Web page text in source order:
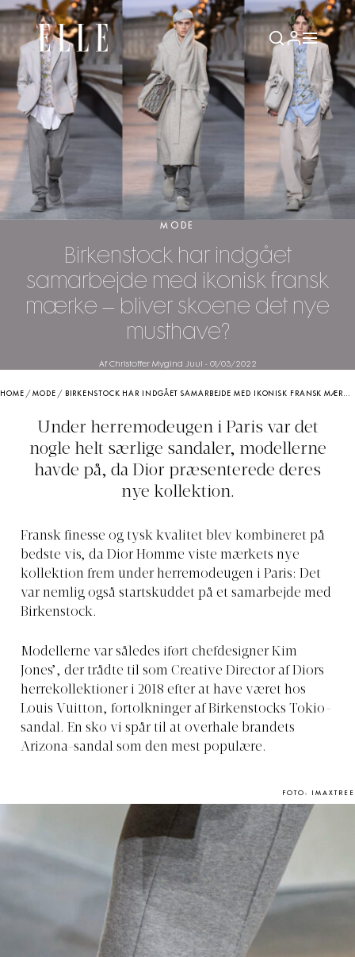
MODE
Birkenstock har indgået
samarbejde med ikonisk fransk
mærke – bliver skoene det nye
musthave?
Af Christoffer Mygind Juul - 01/03/2022
HOME /MODE / BIRKENSTOCK HAR INDGÅET SAMARBEJDE MED IKONISK FRANSK MÆRKE – BLIVER SKOENE DET NYE MUSTHAVE?
Under herremodeugen i Paris var det
nogle helt særlige sandaler, modellerne
havde på, da Dior præsenterede deres
nye kollektion.
Fransk finesse og tysk kvalitet blev kombineret på
bedste vis, da Dior Homme viste mærkets nye
kollektion frem under herremodeugen i Paris: Det
var nemlig også startskuddet på et samarbejde med
Birkenstock.
Modellerne var således iført chefdesigner Kim
Jones’, der trådte til som Creative Director af Diors
herrekollektioner i 2018 efter at have været hos
Louis Vuitton, fortolkninger af Birkenstocks Tokio-
sandal. En sko vi spår til at overhale brandets
Arizona-sandal som den mest populære.
FOTO: IMAXTREE